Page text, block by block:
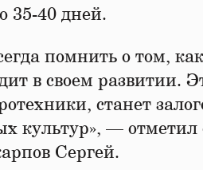
35-40 дней.
помнить о том,
в своем развитии.
станет
культур», —
Сергей.